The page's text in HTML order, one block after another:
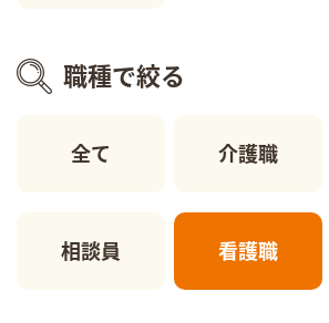
職種で絞る
全て 介護職
相談員 看護職